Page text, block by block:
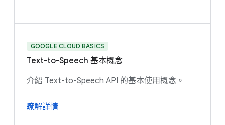
GOOGLE CLOUD BASICS
Text-to-Speech 基本概念
介紹 Text-to-Speech API 的基本使用概念。
瞭解詳情